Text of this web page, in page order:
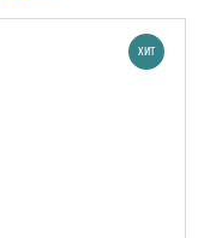
ХИТ